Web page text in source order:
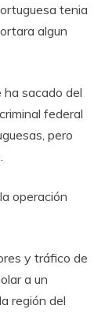
tenia
algun
ha sacado del
federal
pero
operación
y tráfico de
a un
región del